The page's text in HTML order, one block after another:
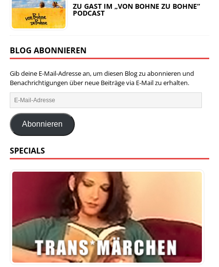
ZU GAST IM „VON BOHNE ZU BOHNE“
PODCAST
BLOG ABONNIEREN
Gib deine E-Mail-Adresse an, um diesen Blog zu abonnieren und
Benachrichtigungen über neue Beiträge via E-Mail zu erhalten.
Abonnieren
SPECIALS